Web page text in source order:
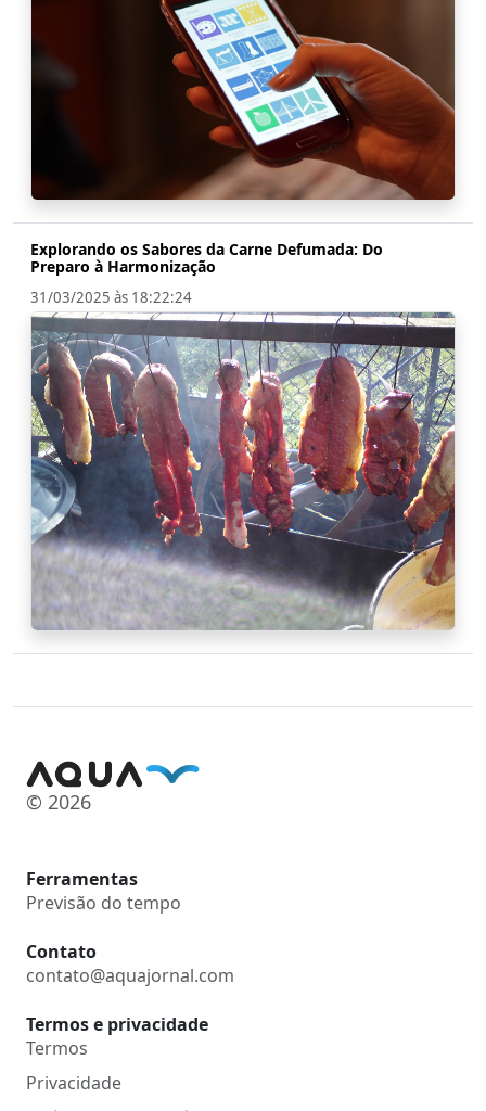
Explorando os Sabores da Carne Defumada: Do
Preparo à Harmonização
31/03/2025 às 18:22:24
© 2026
Ferramentas
Previsão do tempo
Contato
contato@aquajornal.com
Termos e privacidade
Termos
Privacidade